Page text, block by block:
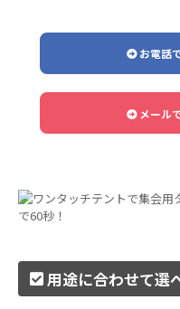
お電話
メール
用途に合わせて選